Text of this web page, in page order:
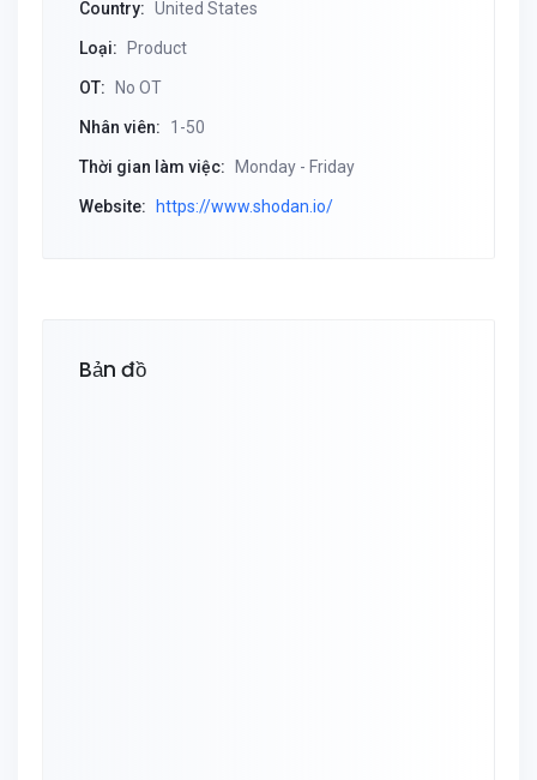
Country: United States
Loại: Product
OT: No OT
Nhân viên: 1-50
Thời gian làm việc: Monday - Friday
Website: https://www.shodan.io/
Bản đồ